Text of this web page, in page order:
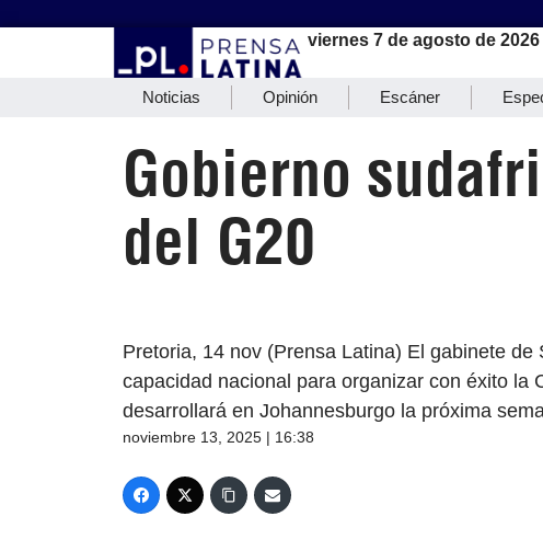
viernes 7 de agosto de 2026
Noticias Opinión Escáner
Gobierno
del G20
Pretoria, 14 nov (Prensa Latina) El gabinete
capacidad nacional para organizar con éxito la
desarrollará en Johannesburgo la próxima
noviembre 13, 2025 | 16:38